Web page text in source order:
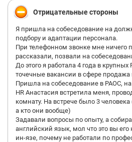
Отрицательные стороны
Я пришла на собеседование на
подбору и адаптации персонала.
При телефонном звонке мне ничего
рассказали, позвали на
До этого я работала 4 года в крупных
точечные вакансии в сфере продажа
Пришла на собеседование в РАОС, на
HR Анастасия встретила меня,
комнату. На встрече было 3
а кто они вообще)
Задавали вопросы по опыту, а
английский язык, мол что это вы его
ин-язе, почему не работали по